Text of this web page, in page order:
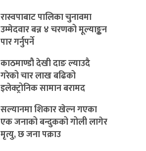
रास्वपाबाट पालिका चुनावमा
उम्मेदवार बन्न ४ चरणको मूल्याङ्कन
पार गर्नुपर्ने
काठमाण्डौ देखी दाङ ल्याउदै
गरेको चार लाख बढिको
इलेक्ट्रोनिक सामान बरामद
सल्यानमा शिकार खेल्न गएका
एक जनाको बन्दुकको गोली लागेर
मृत्यु, छ जना पक्राउ